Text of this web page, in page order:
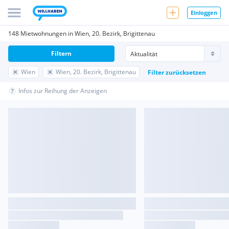
Einloggen
148 Mietwohnungen in Wien, 20. Bezirk, Brigittenau
Wien Wien, 20. Bezirk, Brigittenau Filter zurücksetzen
Filtern
Infos zur Reihung der Anzeigen